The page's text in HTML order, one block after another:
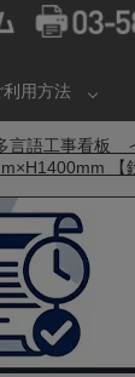
利用方法
言語工事看板